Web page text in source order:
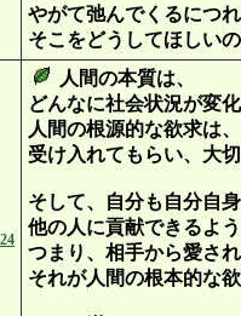
やがて弛んでくるにつ
そこをどうしてほしい
人間の本質は、
どんなに社会状況が変
人間の根源的な欲求は
受け入れてもらい、大
そして、自分も自分自
他の人に貢献できるよ
つまり、相手から愛さ
それが人間の根本的な